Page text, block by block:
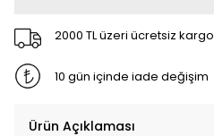
2000 TL üzeri ücretsiz kargo
10 gün içinde iade değişim
Ürün Açıklaması